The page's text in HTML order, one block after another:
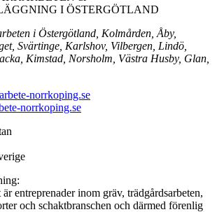
I ÖSTERGÖTLAND
i Östergötland, Kolmården, Åby,
Svärtinge, Karlshov, Vilbergen, Lindö,
Kimstad, Norsholm, Västra Husby, Glan,
norrkoping.se
norrkoping.se
entreprenader inom gräv, trädgårdsarbeten,
och schaktbranschen och därmed förenlig